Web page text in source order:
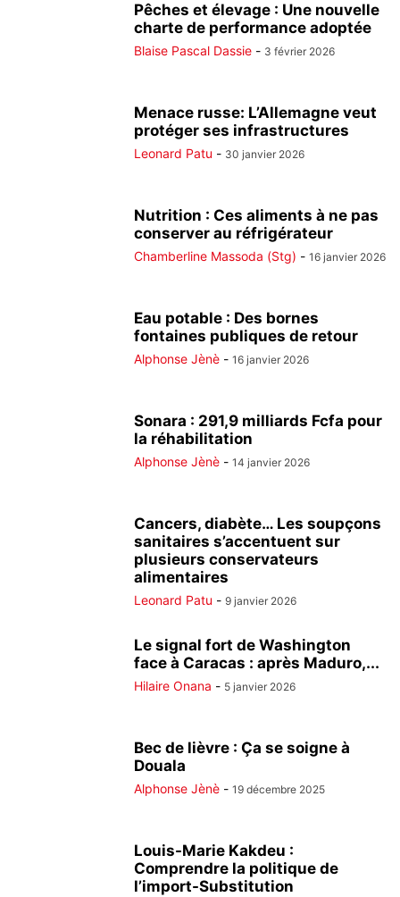
Pêches et élevage : Une nouvelle
charte de performance adoptée
Blaise Pascal Dassie - 3 février 2026
Menace russe: L’Allemagne veut
protéger ses infrastructures
Leonard Patu - 30 janvier 2026
Nutrition : Ces aliments à ne pas
conserver au réfrigérateur
Chamberline Massoda (Stg) - 16 janvier 2026
Eau potable : Des bornes
fontaines publiques de retour
Alphonse Jènè - 16 janvier 2026
Sonara : 291,9 milliards Fcfa pour
la réhabilitation
Alphonse Jènè - 14 janvier 2026
Cancers, diabète… Les soupçons
sanitaires s’accentuent sur
plusieurs conservateurs
alimentaires
Leonard Patu - 9 janvier 2026
Le signal fort de Washington
face à Caracas : après Maduro,...
Hilaire Onana - 5 janvier 2026
Bec de lièvre : Ça se soigne à
Douala
Alphonse Jènè - 19 décembre 2025
Louis-Marie Kakdeu :
Comprendre la politique de
l’import-Substitution